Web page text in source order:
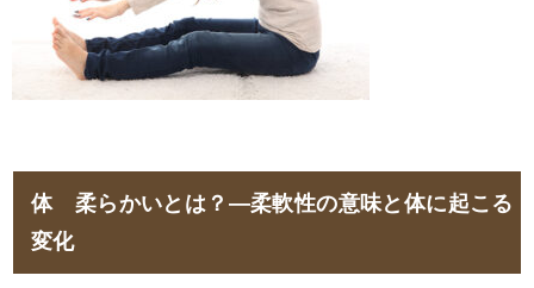
体 柔らかいとは？―柔軟性の意味と体に起こる
変化